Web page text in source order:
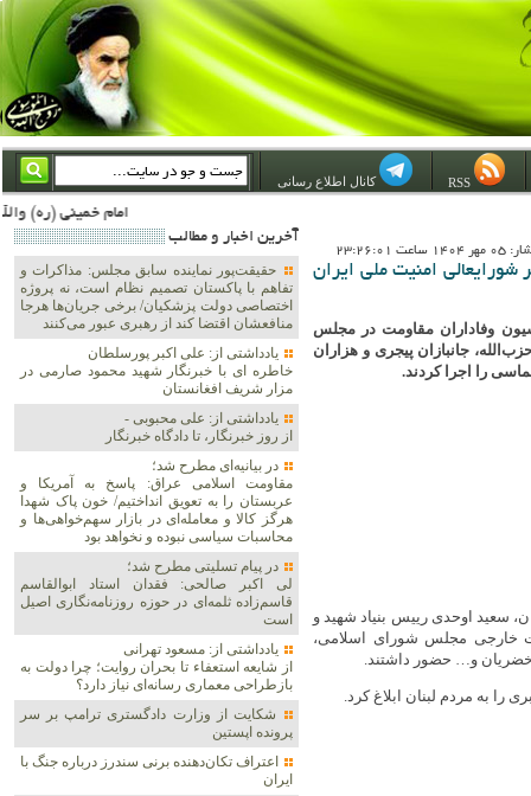
کانال اطلاع رسانی
امام خمینی (ره) والله اسلام تمامش سیاست است؛ ***** امام شهید: به گفتار امام و کردار امام اهتمام بورزید ***** امام خمینی(ره): ان شاء الله ما اندوه دلمان را در وقت مناسب با انتقام از امریکا و آل
23:26:01
امنیت ملی ایران
وفاداران مقاومت در مجلس
جانبازان پیجری و هزاران
را اجرا کردند.
سعید اوحدی رییس بنیاد شهید و
خارجی مجلس شورای اسلامی،
و… حضور داشتند.
به مردم لبنان ابلاغ کرد.
آخرين اخبار و مطالب
حقیقت‌پور نماینده سابق مجلس: مذاکرات و
تفاهم با پاکستان تصمیم نظام است، نه پروژه
اختصاصی دولت پزشکیان/ برخی جریان‌ها هرجا
منافعشان اقتضا کند از رهبری عبور می‌کنند
یادداشتی از: علی اکبر پورسلطان
خاطره ای با خبرنگار شهید محمود صارمی در
مزار شریف افغانستان
یادداشتی از: علی محبوبی -
از روز خبرنگار، تا دادگاه خبرنگار
در بیانیه‌ای مطرح شد؛
مقاومت اسلامی عراق: پاسخ به آمریکا و
عربستان را به تعویق انداختیم/ خون پاک شهدا
هرگز کالا و معامله‌ای در بازار سهم‌خواهی‌ها و
محاسبات سیاسی نبوده و نخواهد بود
در پیام تسلیتی مطرح شد؛
لی اکبر صالحی: فقدان استاد ابوالقاسم
قاسم‌زاده ثلمه‌ای در حوزه روزنامه‌نگاری اصیل
است
یادداشتی از: مسعود تهرانی
از شایعه استعفاء تا بحران روایت؛ چرا دولت به
بازطراحی معماری رسانه‌ای نیاز دارد؟
شکایت از وزارت دادگستری ترامپ بر سر
پرونده اپستین
اعتراف تکان‌دهنده برنی سندرز درباره جنگ با
ایران